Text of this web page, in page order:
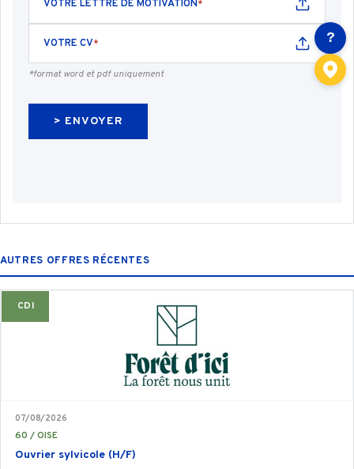
VOTRE LETTRE DE MOTIVATION*
VOTRE CV*
*format word et pdf uniquement
AUTRES OFFRES RÉCENTES
CDI
07/08/2026
60 / OISE
Ouvrier sylvicole (H/F)
?